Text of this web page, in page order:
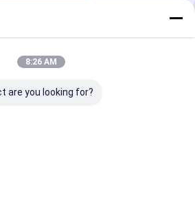
kanał HVAC
ochronna
8:26 AM
are you looking for?